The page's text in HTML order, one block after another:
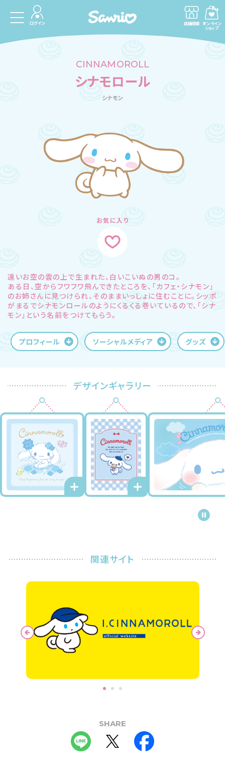
ログイン 店舗検索 オンライン
ショップ
CINNAMOROLL
シナモロール
シナモン
お気に入り
遠いお空の雲の上で生まれた、白いこいぬの男のコ。
ある日、空からフワフワ飛んできたところを、「カフェ・シナモン」
のお姉さんに見つけられ、そのままいっしょに住むことに。シッポ
がまるでシナモンロールのようにくるくる巻いているので、「シナ
モン」という名前をつけてもらう。
プロフィール ソーシャルメディア グッズ
デザインギャラリー
関連サイト
SHARE